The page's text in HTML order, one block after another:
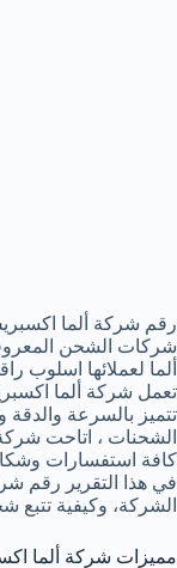
رقم شركة ألما
شركات الشحن
ألما لعملائها اسلوب
تعمل شركة ألما
تتميز بالسرعة والدقة
الشحنات ، اتاحت
كافة استفسارات
في هذا التقرير رقم
الشركة، وكيفية تتبع
مميزات شركة ألما